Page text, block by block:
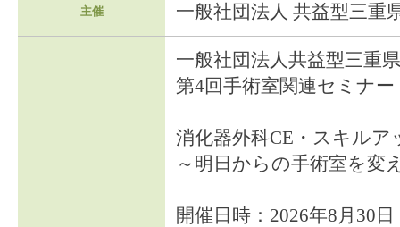
主催 一般社団法人 共益型三重
一般社団法人共益型三重
第4回手術室関連セミナー
消化器外科CE・スキルア
～明日からの手術室を変
開催日時：2026年8月30